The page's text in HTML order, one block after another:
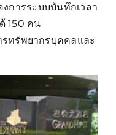
ารระบบบันทึกเวลา
150 คน
รทรัพยากรบุคคลและ